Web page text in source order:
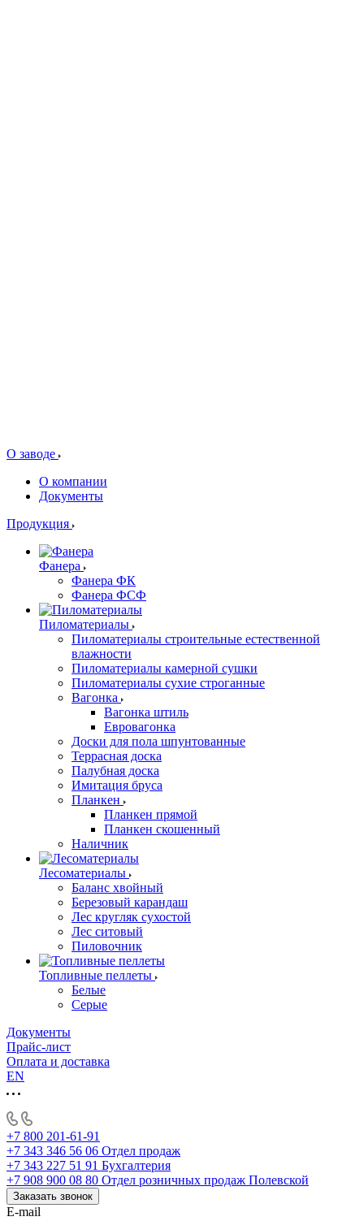
О заводе
О компании
Документы
Продукция
Фанера
Фанера ФК
Фанера ФСФ
Пиломатериалы
Пиломатериалы строительные естественной
влажности
Пиломатериалы камерной сушки
Пиломатериалы сухие строганные
Вагонка
Вагонка штиль
Евровагонка
Доски для пола шпунтованные
Террасная доска
Палубная доска
Имитация бруса
Планкен
Планкен прямой
Планкен скошенный
Наличник
Лесоматериалы
Баланс хвойный
Березовый карандаш
Лес кругляк сухостой
Лес ситовый
Пиловочник
Топливные пеллеты
Белые
Серые
Документы
Прайс-лист
Оплата и доставка
EN
+7 800 201-61-91
+7 343 346 56 06 Отдел продаж
+7 343 227 51 91 Бухгалтерия
+7 908 900 08 80 Отдел розничных продаж Полевской
Заказать звонок
E-mail